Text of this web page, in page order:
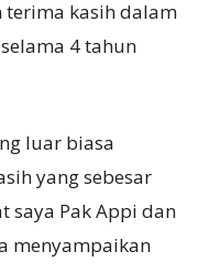
kasih dalam
4 tahun
luar biasa
yang sebesar
saya Pak Appi dan
menyampaikan